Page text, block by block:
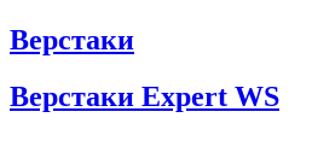
Верстаки
Верстаки Expert WS